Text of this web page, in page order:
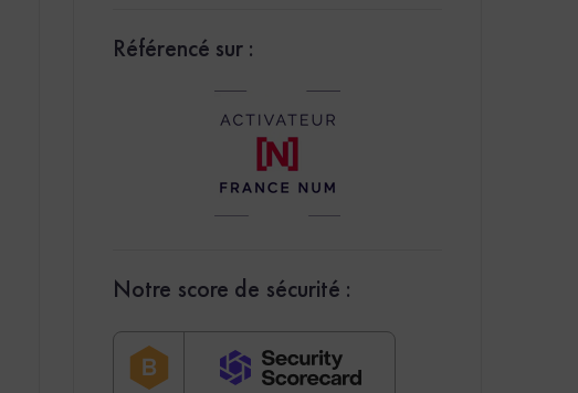
Référencé sur :
Notre score de sécurité :